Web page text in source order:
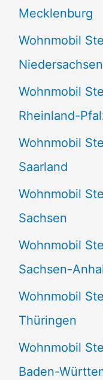
Mecklenburg
Wohnmobil
Niedersachsen
Wohnmobil
Rheinland-
Wohnmobil
Saarland
Wohnmobil
Sachsen
Wohnmobil
Sachsen-
Wohnmobil
Thüringen
Wohnmobil
Baden-